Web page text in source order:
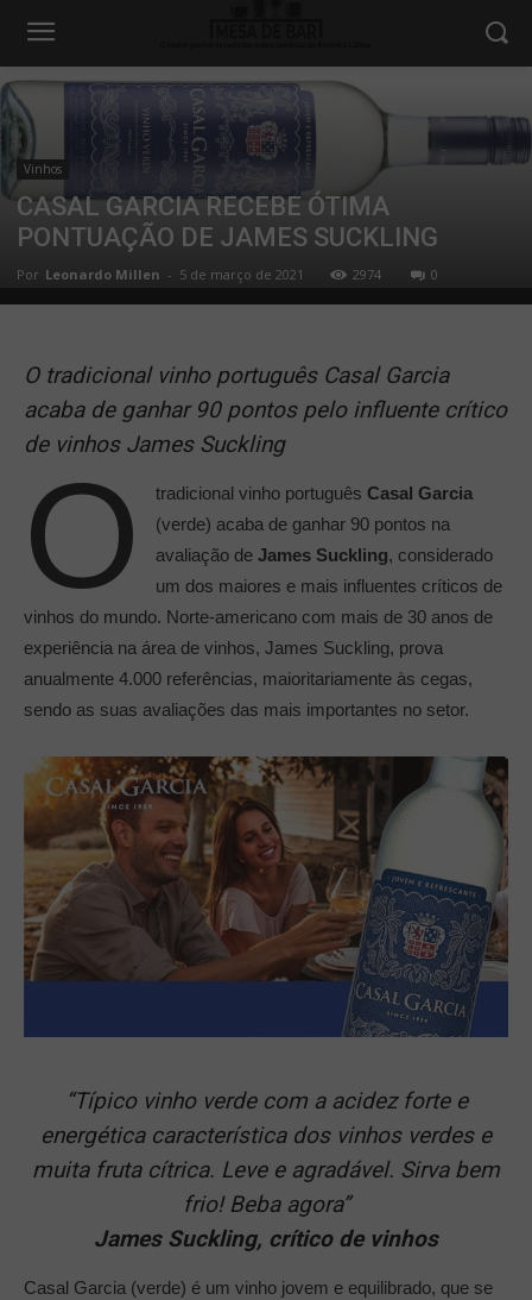
Vinhos
CASAL GARCIA RECEBE ÓTIMA
PONTUAÇÃO DE JAMES SUCKLING
Por Leonardo Millen - 5 de março de 2021 2974 0
O tradicional vinho português Casal Garcia
acaba de ganhar 90 pontos pelo influente crítico
de vinhos James Suckling
O tradicional vinho português Casal Garcia
(verde) acaba de ganhar 90 pontos na
avaliação de James Suckling, considerado
um dos maiores e mais influentes críticos de
vinhos do mundo. Norte-americano com mais de 30 anos de
experiência na área de vinhos, James Suckling, prova
anualmente 4.000 referências, maioritariamente às cegas,
sendo as suas avaliações das mais importantes no setor.
“Típico vinho verde com a acidez forte e
energética característica dos vinhos verdes e
muita fruta cítrica. Leve e agradável. Sirva bem
frio! Beba agora”
James Suckling, crítico de vinhos
Casal Garcia (verde) é um vinho jovem e equilibrado, que se